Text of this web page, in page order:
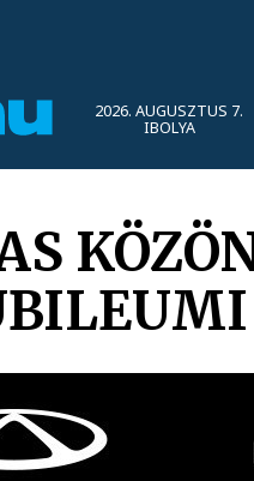
2026. AUGUSZTUS 7.
IBOLYA